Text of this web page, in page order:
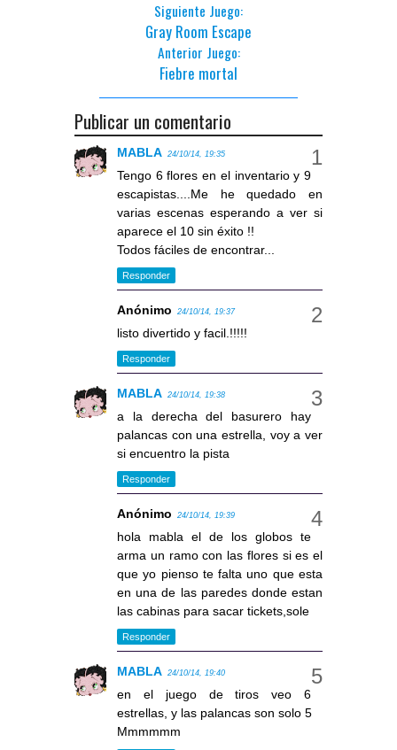
Siguiente Juego:
Gray Room Escape
Anterior Juego:
Fiebre mortal
Publicar un comentario
MABLA 24/10/14, 19:35
Tengo 6 flores en el inventario y 9
escapistas....Me he quedado en
varias escenas esperando a ver si
aparece el 10 sin éxito !!
Todos fáciles de encontrar...
Responder
Anónimo 24/10/14, 19:37
listo divertido y facil.!!!!!
Responder
MABLA 24/10/14, 19:38
a la derecha del basurero hay
palancas con una estrella, voy a ver
si encuentro la pista
Responder
Anónimo 24/10/14, 19:39
hola mabla el de los globos te
arma un ramo con las flores si es el
que yo pienso te falta uno que esta
en una de las paredes donde estan
las cabinas para sacar tickets,sole
Responder
MABLA 24/10/14, 19:40
en el juego de tiros veo 6
estrellas, y las palancas son solo 5
Mmmmmm